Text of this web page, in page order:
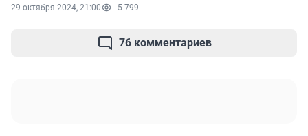
29 октября 2024, 21:00 5 799
76 комментариев